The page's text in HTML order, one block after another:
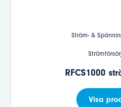
Ström- &
RFCS1000
Visa